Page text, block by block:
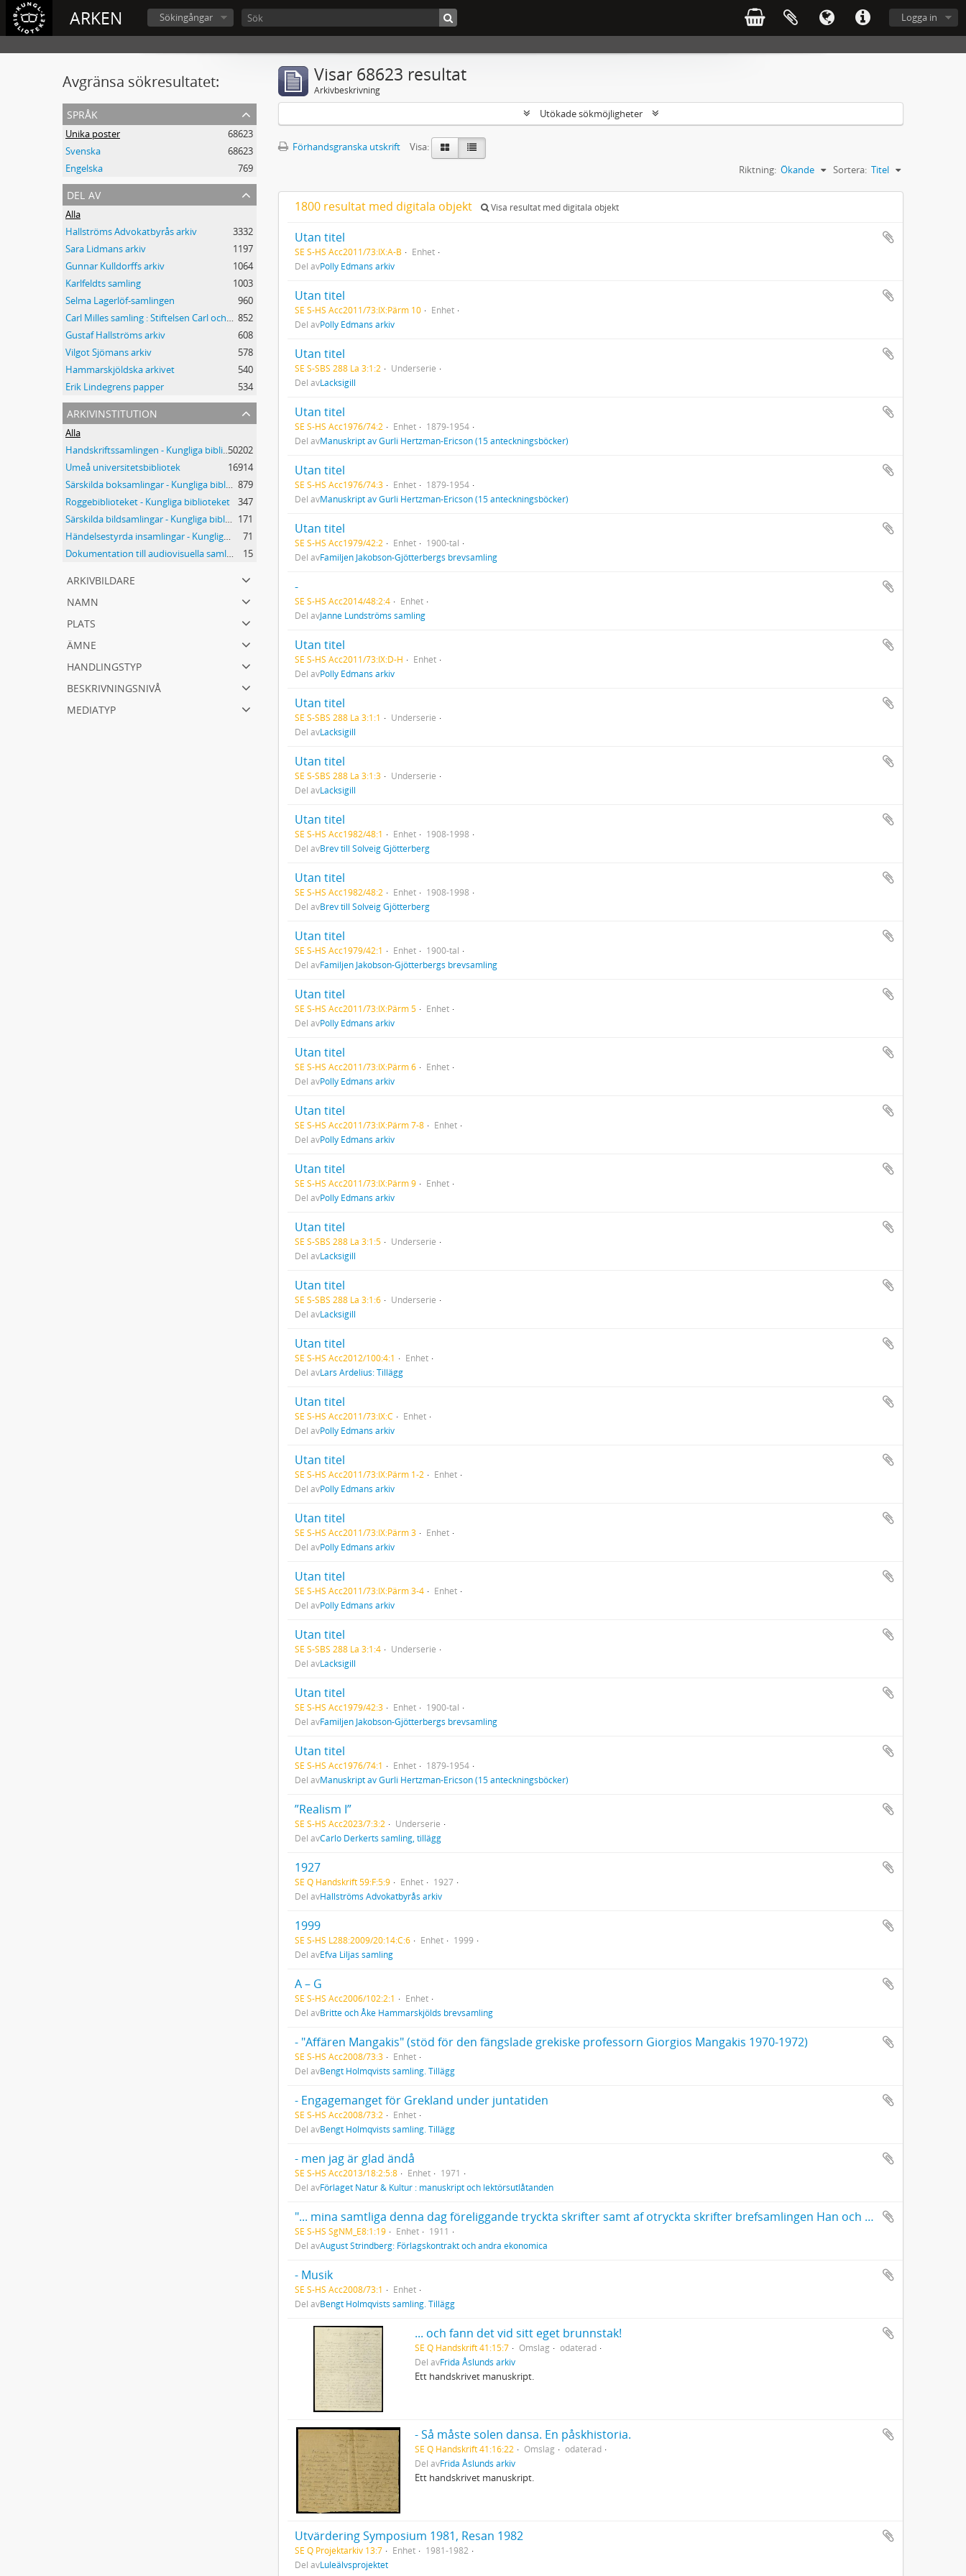
ARKEN Logga in
Sökingångar
Avgränsa sökresultatet:
språk
Unika poster
68623
Svenska
68623
Engelska
769
del av
Alla
Hallströms Advokatbyrås arkiv
3332
Sara Lidmans arkiv
1197
Gunnar Kulldorffs arkiv
1064
Karlfeldts samling
1003
Selma Lagerlöf-samlingen
960
Carl Milles samling : Stiftelsen Carl och Olga Milles Lidingöhem 852
Gustaf Hallströms arkiv
608
Vilgot Sjömans arkiv
578
Hammarskjöldska arkivet
540
Erik Lindegrens papper
534
arkivinstitution
Alla
Handskriftssamlingen - Kungliga biblioteket50202
Umeå universitetsbibliotek
16914
Särskilda boksamlingar - Kungliga biblioteket 879
Roggebiblioteket - Kungliga biblioteket
347
Särskilda bildsamlingar - Kungliga biblioteket 171
Händelsestyrda insamlingar - Kungliga biblioteket
71
Dokumentation till audiovisuella samlingar - Kungliga biblioteket
15
arkivbildare
namn
plats
ämne
handlingstyp
beskrivningsnivå
mediatyp
Visar 68623 resultat
Arkivbeskrivning
Utökade sökmöjligheter
Förhandsgranska utskrift
Visa:
Sortera: Titel
Riktning: Ökande
1800 resultat med digitala objekt Visa resultat med digitala objekt
Utan titel
SE S-HS Acc2011/73:IX:A-B
Enhet
Del avPolly Edmans arkiv
Utan titel
SE S-HS Acc2011/73:IX:Pärm 10
Enhet
Del avPolly Edmans arkiv
Utan titel
SE S-SBS 288 La 3:1:2
Underserie
Del avLacksigill
Utan titel
SE S-HS Acc1976/74:2 Enhet
1879-1954
Del avManuskript av Gurli Hertzman-Ericson (15 anteckningsböcker)
Utan titel
SE S-HS Acc1976/74:3 Enhet
1879-1954
Del avManuskript av Gurli Hertzman-Ericson (15 anteckningsböcker)
Utan titel
SE S-HS Acc1979/42:2 Enhet
1900-tal
Del avFamiljen Jakobson-Gjötterbergs brevsamling
-
SE S-HS Acc2014/48:2:4
Enhet
Del avJanne Lundströms samling
Utan titel
SE S-HS Acc2011/73:IX:D-H
Enhet
Del avPolly Edmans arkiv
Utan titel
SE S-SBS 288 La 3:1:1
Underserie
Del avLacksigill
Utan titel
SE S-SBS 288 La 3:1:3
Underserie
Del avLacksigill
Utan titel
SE S-HS Acc1982/48:1 Enhet
1908-1998
Del avBrev till Solveig Gjötterberg
Utan titel
SE S-HS Acc1982/48:2 Enhet
1908-1998
Del avBrev till Solveig Gjötterberg
Utan titel
SE S-HS Acc1979/42:1 Enhet
1900-tal
Del avFamiljen Jakobson-Gjötterbergs brevsamling
Utan titel
SE S-HS Acc2011/73:IX:Pärm 5
Enhet
Del avPolly Edmans arkiv
Utan titel
SE S-HS Acc2011/73:IX:Pärm 6
Enhet
Del avPolly Edmans arkiv
Utan titel
SE S-HS Acc2011/73:IX:Pärm 7-8
Enhet
Del avPolly Edmans arkiv
Utan titel
SE S-HS Acc2011/73:IX:Pärm 9
Enhet
Del avPolly Edmans arkiv
Utan titel
SE S-SBS 288 La 3:1:5
Underserie
Del avLacksigill
Utan titel
SE S-SBS 288 La 3:1:6
Underserie
Del avLacksigill
Utan titel
SE S-HS Acc2012/100:4:1
Enhet
Del avLars Ardelius: Tillägg
Utan titel
SE S-HS Acc2011/73:IX:C
Enhet
Del avPolly Edmans arkiv
Utan titel
SE S-HS Acc2011/73:IX:Pärm 1-2
Enhet
Del avPolly Edmans arkiv
Utan titel
SE S-HS Acc2011/73:IX:Pärm 3
Enhet
Del avPolly Edmans arkiv
Utan titel
SE S-HS Acc2011/73:IX:Pärm 3-4
Enhet
Del avPolly Edmans arkiv
Utan titel
SE S-SBS 288 La 3:1:4
Underserie
Del avLacksigill
Utan titel
SE S-HS Acc1979/42:3 Enhet
1900-tal
Del avFamiljen Jakobson-Gjötterbergs brevsamling
Utan titel
SE S-HS Acc1976/74:1 Enhet
1879-1954
Del avManuskript av Gurli Hertzman-Ericson (15 anteckningsböcker)
”Realism I”
SE S-HS Acc2023/7:3:2
Underserie
Del avCarlo Derkerts samling, tillägg
1927
SE Q Handskrift 59:F:5:9 Enhet
1927
Del avHallströms Advokatbyrås arkiv
1999
SE S-HS L288:2009/20:14:C:6 Enhet
1999
Del avEfva Liljas samling
A – G
SE S-HS Acc2006/102:2:1
Enhet
Del avBritte och Åke Hammarskjölds brevsamling
- "Affären Mangakis" (stöd för den fängslade grekiske professorn Giorgios Mangakis 1970-1972)
SE S-HS Acc2008/73:3
Enhet
Del avBengt Holmqvists samling. Tillägg
- Engagemanget för Grekland under juntatiden
SE S-HS Acc2008/73:2
Enhet
Del avBengt Holmqvists samling. Tillägg
- men jag är glad ändå
SE S-HS Acc2013/18:2:5:8 Enhet
1971
Del avFörlaget Natur & Kultur : manuskript och lektörsutlåtanden
"... mina samtliga denna dag föreliggande tryckta skrifter samt af otryckta skrifter brefsamlingen Han och Hon."
SE S-HS SgNM_E8:1:19 Enhet
1911
Del avAugust Strindberg: Förlagskontrakt och andra ekonomica
- Musik
SE S-HS Acc2008/73:1
Enhet
Del avBengt Holmqvists samling. Tillägg
... och fann det vid sitt eget brunnstak!
SE Q Handskrift 41:15:7 Omslag
odaterad
Del avFrida Åslunds arkiv
Ett handskrivet manuskript.
- Så måste solen dansa. En påskhistoria.
SE Q Handskrift 41:16:22 Omslag
odaterad
Del avFrida Åslunds arkiv
Ett handskrivet manuskript.
Utvärdering Symposium 1981, Resan 1982
SE Q Projektarkiv 13:7 Enhet
1981-1982
Del avLuleälvsprojektet